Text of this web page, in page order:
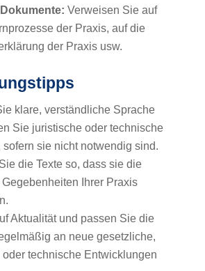
Verweisen Sie auf
der Praxis, auf die
der Praxis usw.
klare, verständliche Sprache
Sie juristische oder technische
sofern sie nicht notwendig sind.
die Texte so, dass sie die
Ihrer Praxis
Aktualität und passen Sie die
an neue gesetzliche,
oder technische Entwicklungen